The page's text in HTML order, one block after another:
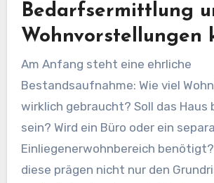
Bedarfsermittlung
Wohnvorstellungen
Am Anfang steht eine ehrliche
Bestandsaufnahme: Wie viel
wirklich gebraucht? Soll das Haus
sein? Wird ein Büro oder ein
Einliegenerwohnbereich
diese prägen nicht nur den